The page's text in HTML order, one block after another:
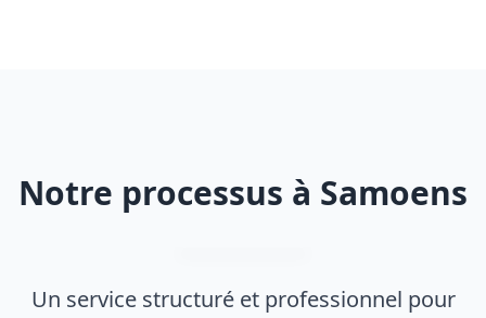
Notre processus à Samoens
Un service structuré et professionnel pour